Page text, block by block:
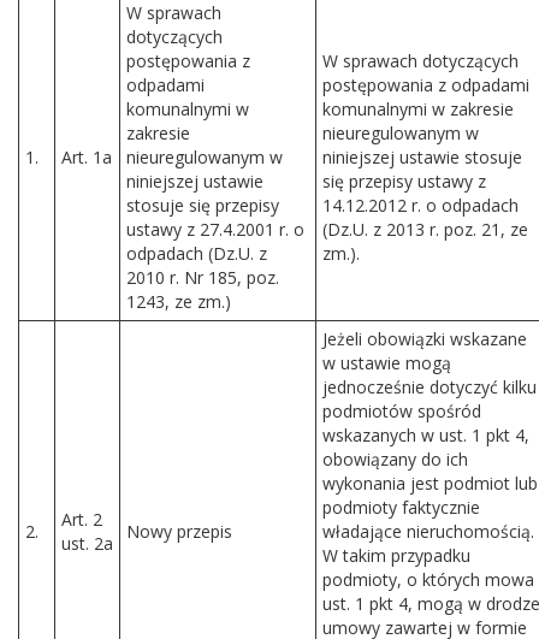
1. Art. 1a
W sprawach
dotyczących
postępowania z
odpadami
komunalnymi w
zakresie
nieuregulowanym w
niniejszej ustawie
stosuje się przepisy
ustawy z 27.4.2001 r. o
odpadach (Dz.U. z
2010 r. Nr 185, poz.
1243, ze zm.)
W sprawach dotyczących
postępowania z odpadami
komunalnymi w zakresie
nieuregulowanym w
niniejszej ustawie stosuje
się przepisy ustawy z
14.12.2012 r. o odpadach
(Dz.U. z 2013 r. poz. 21, ze
zm.).
2.
Art. 2
ust. 2a
Nowy przepis
Jeżeli obowiązki wskazane
w ustawie mogą
jednocześnie dotyczyć kilku
podmiotów spośród
wskazanych w ust. 1 pkt 4,
obowiązany do ich
wykonania jest podmiot lub
podmioty faktycznie
władające nieruchomością.
W takim przypadku
podmioty, o których mowa
ust. 1 pkt 4, mogą w drodze
umowy zawartej w formie